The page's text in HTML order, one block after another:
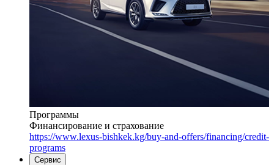
Программы
Финансирование и страхование
https://www.lexus-bishkek.kg/buy-and-offers/financing/credit-
programs
Сервис